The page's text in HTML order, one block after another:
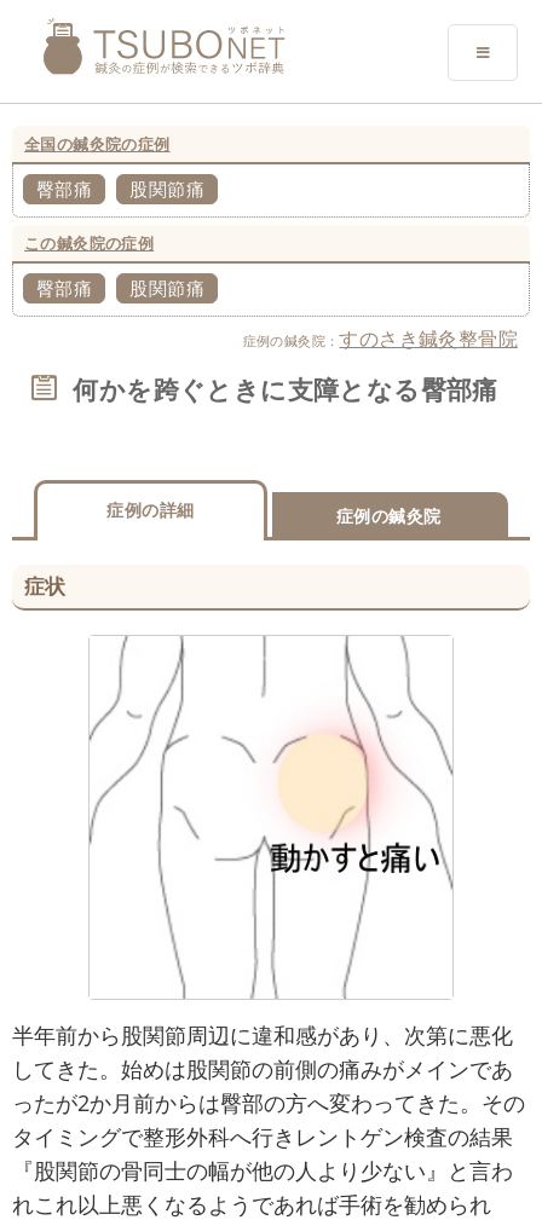
全国の鍼灸院の症例
臀部痛 股関節痛
この鍼灸院の症例
臀部痛 股関節痛
症例の鍼灸院：すのさき鍼灸整骨院
何かを跨ぐときに支障となる臀部痛
症例の詳細 症例の鍼灸院
症状
半年前から股関節周辺に違和感があり、次第に悪化
してきた。始めは股関節の前側の痛みがメインであ
ったが2か月前からは臀部の方へ変わってきた。その
タイミングで整形外科へ行きレントゲン検査の結果
『股関節の骨同士の幅が他の人より少ない』と言わ
れこれ以上悪くなるようであれば手術を勧められ